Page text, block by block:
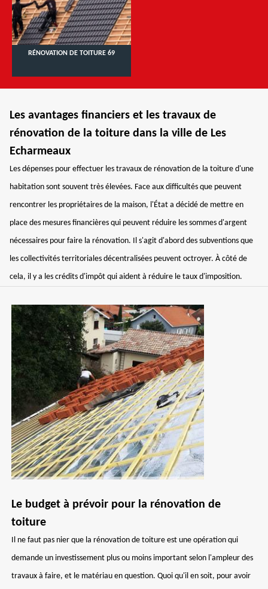
RÉNOVATION DE TOITURE 69
Les avantages financiers et les travaux de
rénovation de la toiture dans la ville de Les
Echarmeaux
Les dépenses pour effectuer les travaux de rénovation de la toiture d'une
habitation sont souvent très élevées. Face aux difficultés que peuvent
rencontrer les propriétaires de la maison, l'État a décidé de mettre en
place des mesures financières qui peuvent réduire les sommes d'argent
nécessaires pour faire la rénovation. Il s'agit d'abord des subventions que
les collectivités territoriales décentralisées peuvent octroyer. À côté de
cela, il y a les crédits d'impôt qui aident à réduire le taux d'imposition.
Le budget à prévoir pour la rénovation de
toiture
Il ne faut pas nier que la rénovation de toiture est une opération qui
demande un investissement plus ou moins important selon l'ampleur des
travaux à faire, et le matériau en question. Quoi qu'il en soit, pour avoir